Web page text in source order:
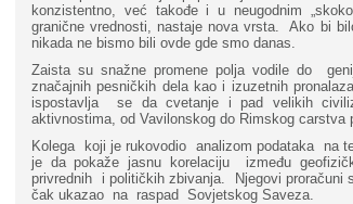
konzistentno, već takođe i u neugodnim
granične vrednosti, nastaje nova vrsta. Ako bi
nikada ne bismo bili ovde gde smo danas.
Zaista su snažne promene polja vodile do
značajnih pesničkih dela kao i izuzetnih
ispostavlja se da cvetanje i pad velikih
aktivnostima, od Vavilonskog do Rimskog carstva
Kolega koji je rukovodio analizom podataka na
je da pokaže jasnu korelaciju između
privrednih i političkih zbivanja. Njegovi proračuni
čak ukazao na raspad Sovjetskog Saveza.